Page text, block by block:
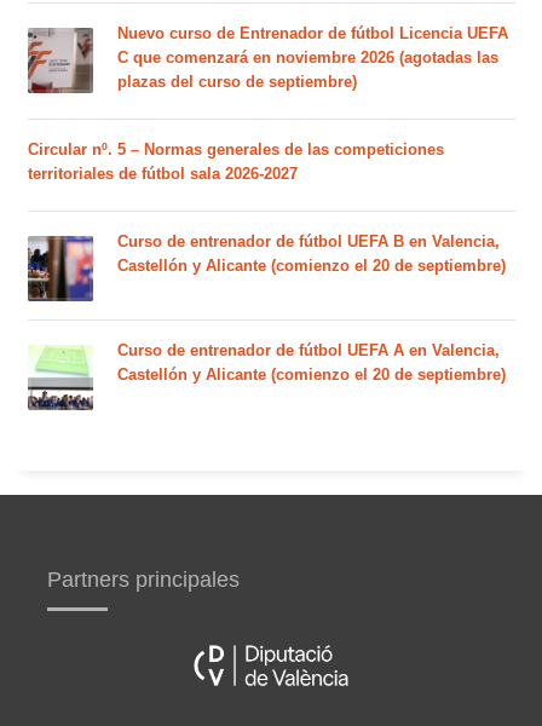
Nuevo curso de Entrenador de fútbol Licencia UEFA
C que comenzará en noviembre 2026 (agotadas las
plazas del curso de septiembre)
Circular nº. 5 – Normas generales de las competiciones
territoriales de fútbol sala 2026-2027
Curso de entrenador de fútbol UEFA B en Valencia,
Castellón y Alicante (comienzo el 20 de septiembre)
Curso de entrenador de fútbol UEFA A en Valencia,
Castellón y Alicante (comienzo el 20 de septiembre)
Partners principales